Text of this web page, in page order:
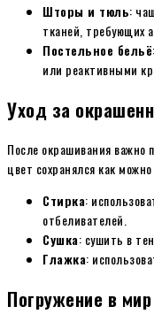
Шторы и тюль:
тканей, требующих
Постельное бельё
или реактивными
Уход за
После окрашивания важно
цвет сохранялся как
Стирка:
отбеливателей.
Сушка: сушить в
Глажка:
Погружение в